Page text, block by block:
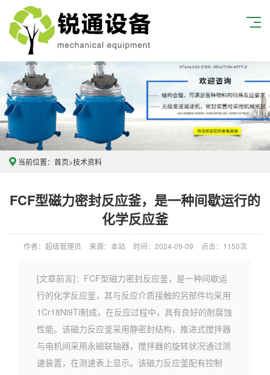
当前位置： 首页>技术资料
FCF型磁力密封反应釜，是一种间歇运行的
化学反应釜
作者：超级管理员 来源：本站 时间：2024-09-09 点击：1150次
[文章前言]：FCF型磁力密封反应釜，是一种间歇运
行的化学反应釜，其与反应介质接触的另部件均采用
1Cr18Ni9Ti制成，在反应过程中，具有良好的耐腐蚀
性能。该磁力反应釜采用静密封结构，推进式搅拌器
与电机间采用永磁联轴器，搅拌器的旋转状况通过测
速装置，在测速表上显示。该磁力反应釜配有控制